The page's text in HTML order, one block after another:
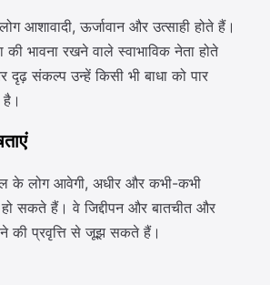
आशावादी, ऊर्जावान और उत्साही होते हैं।
की भावना रखने वाले स्वाभाविक नेता होते
संकल्प उन्हें किसी भी बाधा को पार
के लोग आवेगी, अधीर और कभी-कभी
सकते हैं। वे जिद्दीपन और बातचीत और
की प्रवृत्ति से जूझ सकते हैं।